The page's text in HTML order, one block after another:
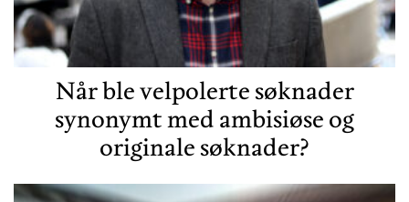
Når ble velpolerte søknader
synonymt med ambisiøse og
originale søknader?